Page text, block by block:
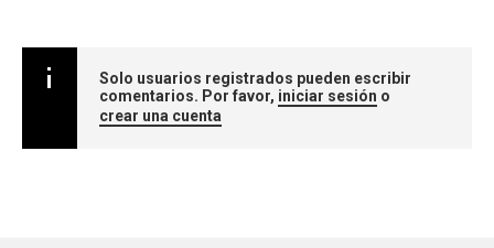
Solo usuarios registrados pueden escribir
comentarios. Por favor, iniciar sesión o
crear una cuenta